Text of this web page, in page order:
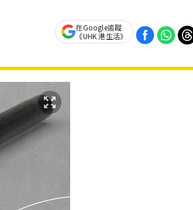
在Google追蹤
《UHK 港生活》